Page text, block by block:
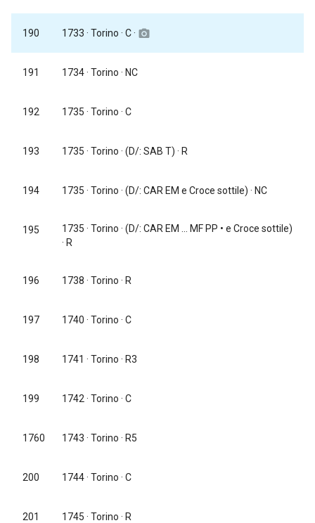
190 1733 · Torino · C · camera_alt
191 1734· Torino · NC
192 1735 · Torino · C
193 1735 · Torino · (D/: SAB T) · R
194 1735 · Torino · (D/: CAR EM e Croce sottile) · NC
195 1735 · Torino · (D/: CAR EM ... MF PP • e Croce sottile)
· R
196 1738 · Torino · R
197 1740 · Torino · C
198 1741 · Torino · R3
199 1742 · Torino · C
1760 1743 · Torino · R5
200 1744· Torino · C
201 1745 · Torino · R